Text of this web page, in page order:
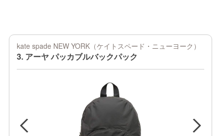
kate spade NEW YORK（ケイトスペード・ニューヨーク）
3. アーヤ パッカブルバックパック